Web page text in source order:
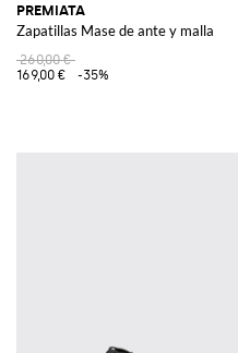
PREMIATA
Zapatillas Mase de ante y malla
260,00 €
169,00 €
-35%